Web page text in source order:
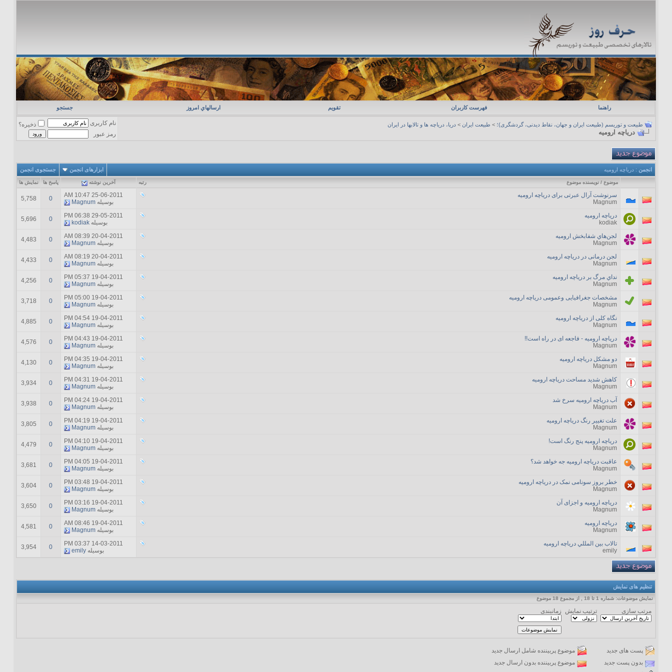
راهنما فهرست کاربران تقویم ارسالهاي امروز جستجو
طبیعت و توریسم (طبیعت ایران و جهان، نقاط دیدنی، گردشگری)؛ > طبیعت ایران > دریا، دریاچه ها و تالابها در ایران
دریاچه ارومیه
نام کاربری
ذخیره؟
رمز عبور
انجمن : دریاچه ارومیه ابزارهای انجمن جستجوی انجمن
رتبه موضوع / نویسنده موضوع آخرين نوشته پاسخ ها نمایش ها
سرنوشت آرال عبرتی برای دریاچه ارومیه
Magnum
25-06-2011
10:47 AM
بوسیله Magnum
0
5,758
دریاچه ارومیه
kodiak
29-05-2011
06:38 PM
بوسیله kodiak
0
5,696
لجن‌هاي شفابخش اروميه
Magnum
20-04-2011
08:39 AM
بوسیله Magnum
0
4,483
لجن درمانی در دریاچه ارومیه
Magnum
20-04-2011
08:19 AM
بوسیله Magnum
0
4,433
نداي مرگ بر درياچه اروميه
Magnum
19-04-2011
05:37 PM
بوسیله Magnum
0
4,256
مشخصات جغرافیایی وعمومی دریاچه ارومیه
Magnum
19-04-2011
05:00 PM
بوسیله Magnum
0
3,718
نگاه کلی از دریاچه ارومیه
Magnum
19-04-2011
04:54 PM
بوسیله Magnum
0
4,885
دریاچه ارومیه - فاجعه ای در راه است!!
Magnum
19-04-2011
04:43 PM
بوسیله Magnum
0
4,576
دو مشكل درياچه اروميه
Magnum
19-04-2011
04:35 PM
بوسیله Magnum
0
4,130
كاهش شديد مساحت درياچه اروميه
Magnum
19-04-2011
04:31 PM
بوسیله Magnum
0
3,934
آب دریاچه ارومیه سرخ شد
Magnum
19-04-2011
04:24 PM
بوسیله Magnum
0
3,938
علت تغییر رنگ دریاچه ارومیه
Magnum
19-04-2011
04:19 PM
بوسیله Magnum
0
3,805
دریاچه ارومیه پنج رنگ است!
Magnum
19-04-2011
04:10 PM
بوسیله Magnum
0
4,479
عاقبت دریاچه ارومیه جه خواهد شد؟
Magnum
19-04-2011
04:05 PM
بوسیله Magnum
0
3,681
خطر بروز سونامی نمک در دریاچه ارومیه
Magnum
19-04-2011
03:48 PM
بوسیله Magnum
0
3,604
دریاچه ارومیه و اجزای آن
Magnum
19-04-2011
03:16 PM
بوسیله Magnum
0
3,650
دریاچه ارومیه
Magnum
19-04-2011
08:46 AM
بوسیله Magnum
0
4,581
تالاب بين المللي درياچه اروميه
emily
14-03-2011
03:37 PM
بوسیله emily
0
3,954
تنظیم های نمایش
نمایش موضوعات: شماره 1 تا 18 , از مجموع ‍18 موضوع
مرتب سازی ترتیب نمایش زمانبندی
پست های جدید
موضوع پربیننده شامل ارسال جدید
بدون پست جدید
موضوع پربیننده بدون ارسال جدید